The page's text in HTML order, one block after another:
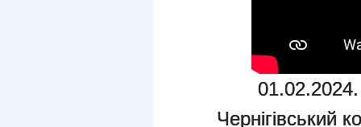
Чернігівський